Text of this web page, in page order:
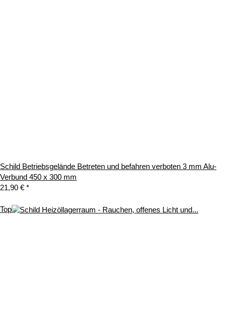
Schild Betriebsgelände Betreten und befahren verboten 3 mm Alu-
Verbund 450 x 300 mm
21,90 € *
Top